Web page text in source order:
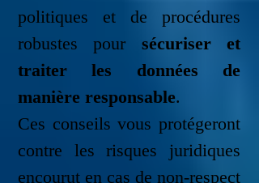
politiques et de procédures
robustes pour sécuriser et
traiter les données de
manière responsable.
Ces conseils vous protégeront
contre les risques juridiques
encourut en cas de non-respect